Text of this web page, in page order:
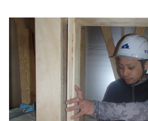
お問い合わせ
求人情報